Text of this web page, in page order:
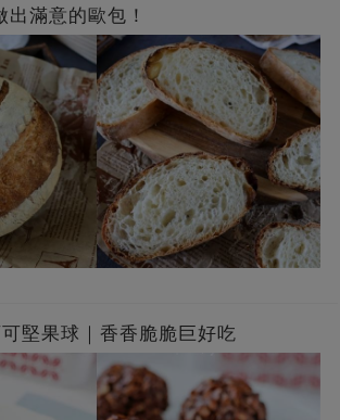
滿意的歐包！
堅果球｜香香脆脆巨好吃